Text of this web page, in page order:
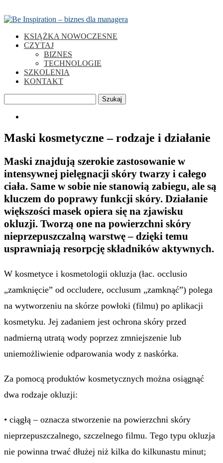
KSIĄŻKA NOWOCZESNE
CZYTAJ
BIZNES
TECHNOLOGIE
SZKOLENIA
KONTAKT
Szukaj
Maski kosmetyczne – rodzaje i działanie
Maski znajdują szerokie zastosowanie w
intensywnej pielęgnacji skóry twarzy i całego
ciała. Same w sobie nie stanowią zabiegu, ale są
kluczem do poprawy funkcji skóry. Działanie
większości masek opiera się na zjawisku
okluzji. Tworzą one na powierzchni skóry
nieprzepuszczalną warstwę – dzięki temu
usprawniają resorpcję składników aktywnych.
W kosmetyce i kosmetologii okluzja (łac. occlusio
„zamknięcie” od occludere, occlusum „zamknąć”) polega
na wytworzeniu na skórze powłoki (filmu) po aplikacji
kosmetyku. Jej zadaniem jest ochrona skóry przed
nadmierną utratą wody poprzez zmniejszenie lub
uniemożliwienie odparowania wody z naskórka.
Za pomocą produktów kosmetycznych można osiągnąć
dwa rodzaje okluzji:
• ciągłą – oznacza stworzenie na powierzchni skóry
nieprzepuszczalnego, szczelnego filmu. Tego typu okluzja
nie powinna trwać dłużej niż kilka do kilkunastu minut;